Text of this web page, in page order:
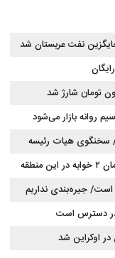
نفت عربستان شد
سخنگوی هیات رئیسه
در آستانه نهایی شدن
لیست قیمت خرید مسکن در نازی‌آباد/ خرید آپارتمان ۲ خوابه در این منطقه
جیره‌بندی نداریم
در دسترس است
اوکراین شد